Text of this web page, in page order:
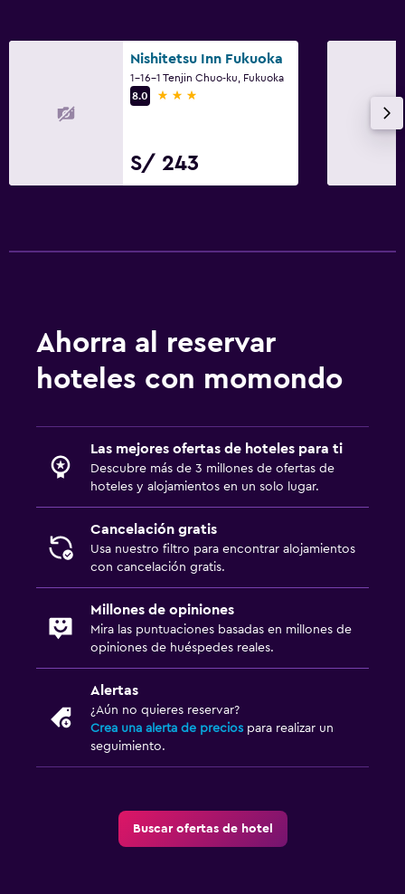
Nishitetsu Inn Fukuoka
1-16-1 Tenjin Chuo-ku, Fukuoka
8.0
3 estrellas
S/ 243
Ahorra al reservar
hoteles con momondo
Las mejores ofertas de hoteles para ti
Descubre más de 3 millones de ofertas de
hoteles y alojamientos en un solo lugar.
Cancelación gratis
Usa nuestro filtro para encontrar alojamientos
con cancelación gratis.
Millones de opiniones
Mira las puntuaciones basadas en millones de
opiniones de huéspedes reales.
Alertas
¿Aún no quieres reservar?
Crea una alerta de precios para realizar un
seguimiento.
Buscar ofertas de hotel